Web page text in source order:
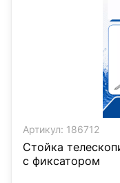
Артикул: 186712
Стойка
с фиксатором